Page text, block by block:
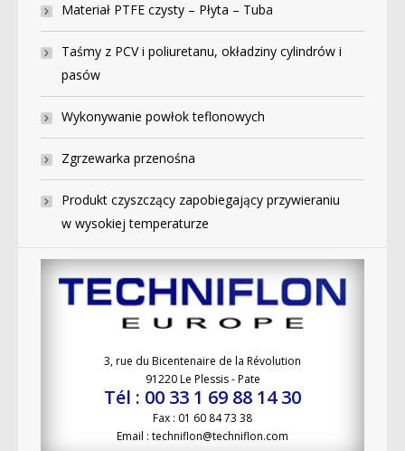
Materiał PTFE czysty – Płyta – Tuba
Taśmy z PCV i poliuretanu, okładziny cylindrów i
pasów
Wykonywanie powłok teflonowych
Zgrzewarka przenośna
Produkt czyszczący zapobiegający przywieraniu
w wysokiej temperaturze
3, rue du Bicentenaire de la Révolution
91220 Le Plessis - Pate
Tél : 00 33 1 69 88 14 30
Fax : 01 60 84 73 38
Email : techniflon@techniflon.com